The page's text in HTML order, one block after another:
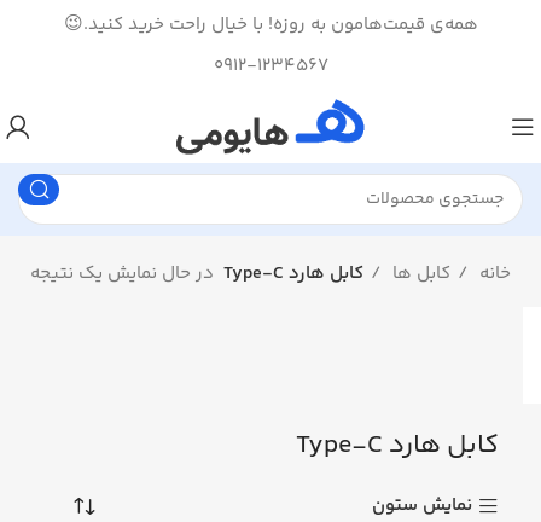
همه‌ی قیمت‌هامون به روزه! با خیال راحت خرید کنید.😉
0912-1234567
خانه کابل ها کابل هارد Type-C در حال نمایش یک نتیجه
کابل هارد Type-C
نمایش ستون